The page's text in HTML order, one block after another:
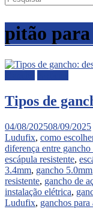
pitão
Tipos de
04/08/202508/09/2025
Ludufix, como
diferença entre gancho
escápula resistente,
3.4mm, gancho 5.0mm
resistente, gancho de
instalação elétrica,
Ludufix, ganchos para